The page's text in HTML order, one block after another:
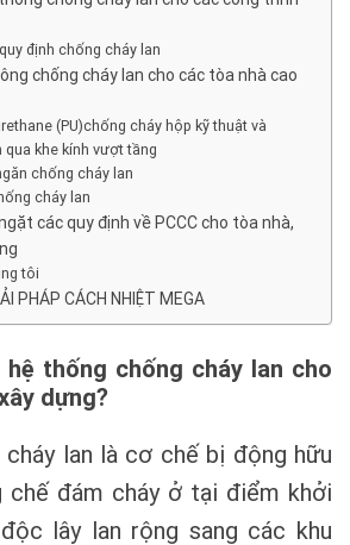
định chống cháy lan
chống cháy lan cho các tòa nhà cao
(PU)chống cháy hộp kỹ thuật và
khe kính vượt tầng
chống cháy lan
cháy lan
các quy định về PCCC cho tòa nhà,
tôi
PHÁP CÁCH NHIỆT MEGA
thống chống cháy lan cho
dựng?
lan là cơ chế bị động hữu
chế đám cháyở tại điểm khởi
lây lan rộng sang các khu